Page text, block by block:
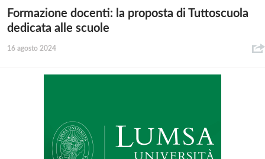
Formazione docenti: la proposta di Tuttoscuola
dedicata alle scuole
16 agosto 2024